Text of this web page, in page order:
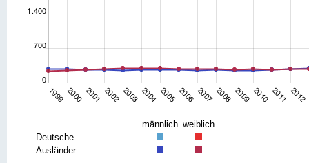
männlich weiblich
Deutsche
Ausländer